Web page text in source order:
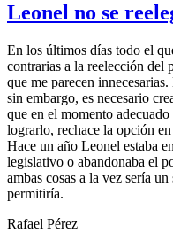
Leonel no se
En los últimos días todo el
contrarias a la reelección del
que me parecen
sin embargo, es necesario
que en el momento
lograrlo, rechace la opción
Hace un año Leonel estaba
legislativo o abandonaba el
ambas cosas a la vez sería
permitiría.
Rafael Pérez